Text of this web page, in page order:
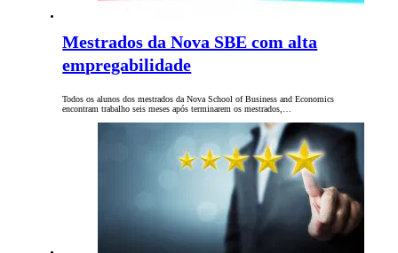
Mestrados da Nova SBE com alta
empregabilidade
Todos os alunos dos mestrados da Nova School of Business and Economics
encontram trabalho seis meses após terminarem os mestrados,…